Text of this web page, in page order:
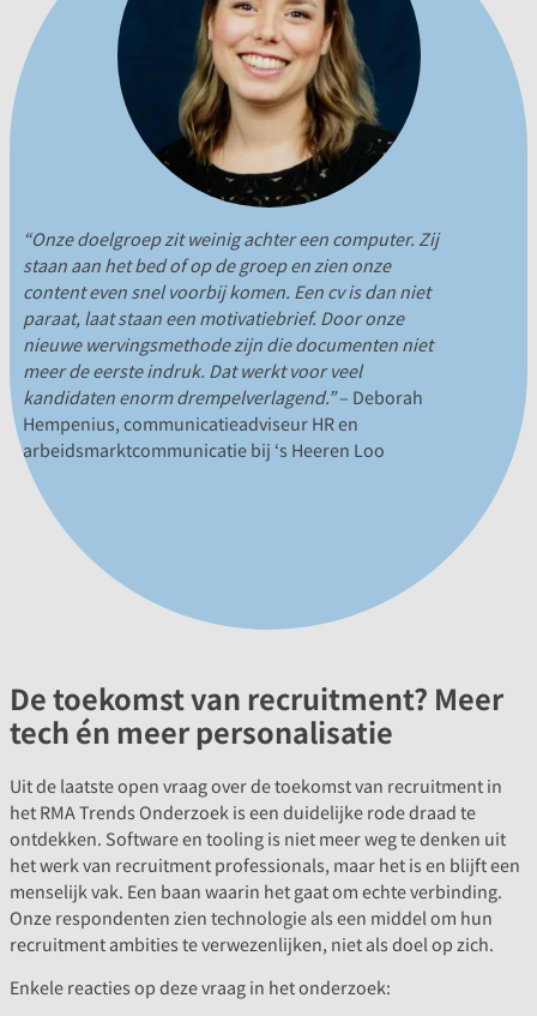
“Onze doelgroep zit weinig achter een computer. Zij
staan aan het bed of op de groep en zien onze
content even snel voorbij komen. Een cv is dan niet
paraat, laat staan een motivatiebrief. Door onze
nieuwe wervingsmethode zijn die documenten niet
meer de eerste indruk. Dat werkt voor veel
kandidaten enorm drempelverlagend.”– Deborah
Hempenius, communicatieadviseur HR en
arbeidsmarktcommunicatie bij ‘s Heeren Loo
De toekomst van recruitment? Meer
tech én meer personalisatie
Uit de laatste open vraag over de toekomst van recruitment in
het RMA Trends Onderzoek is een duidelijke rode draad te
ontdekken. Software en tooling is niet meer weg te denken uit
het werk van recruitment professionals, maar het is en blijft een
menselijk vak. Een baan waarin het gaat om echte verbinding.
Onze respondenten zien technologie als een middel om hun
recruitment ambities te verwezenlijken, niet als doel op zich.
Enkele reacties op deze vraag in het onderzoek: